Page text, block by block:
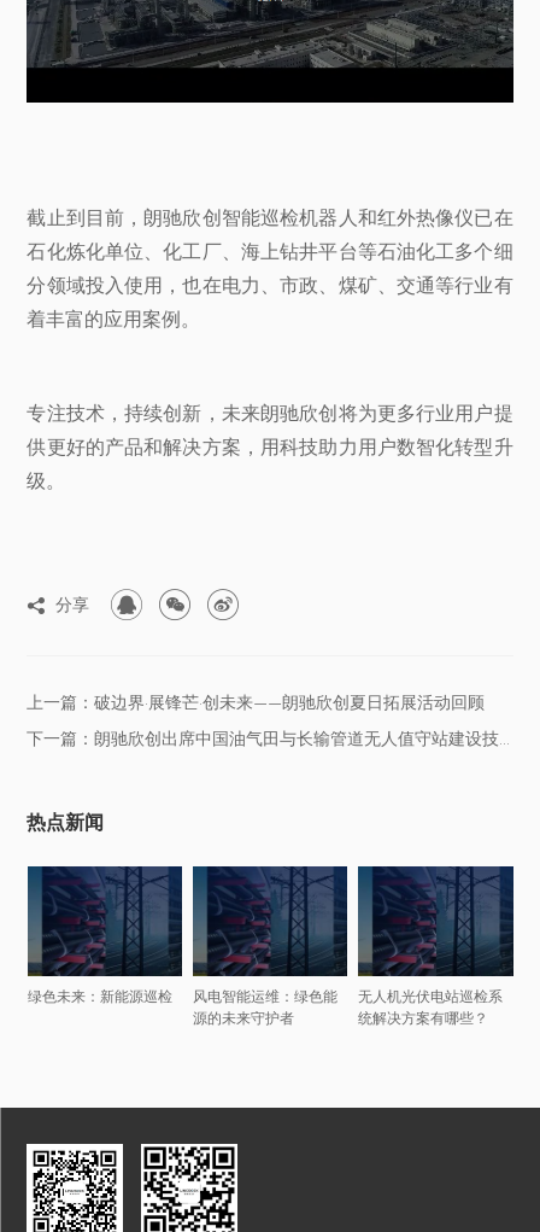
截止到目前，朗驰欣创智能巡检机器人和红外热像仪已在
石化炼化单位、化工厂、海上钻井平台等石油化工多个细
分领域投入使用，也在电力、市政、煤矿、交通等行业有
着丰富的应用案例。
专注技术，持续创新，未来朗驰欣创将为更多行业用户提
供更好的产品和解决方案，用科技助力用户数智化转型升
级。
 分享   
上一篇：破边界·展锋芒·创未来——朗驰欣创夏日拓展活动回顾
热点新闻
绿色未来：新能源巡检
风电智能运维：绿色能
源的未来守护者
无人机光伏电站巡检系
统解决方案有哪些？